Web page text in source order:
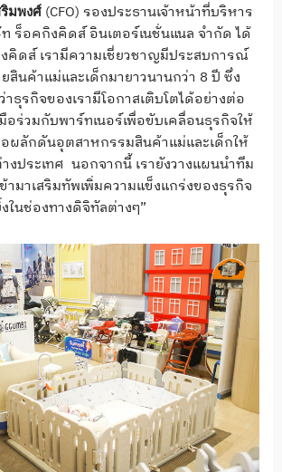
มพงศ์ (CFO) รองประธานเจ้าหน้าที่บริหาร
ร็อคกิงคิดส์ อินเตอร์เนชั่นแนล จำกัด ได้
คิดส์ เรามีความเชี่ยวชาญมีประสบการณ์
สินค้าแม่และเด็กมายาวนานกว่า 8 ปี ซึ่ง
ธุรกิจของเรามีโอกาสเติบโตได้อย่างต่อ
อร่วมกับพาร์ทเนอร์เพื่อขับเคลื่อนธุรกิจให้
อผลักดันอุตสาหกรรมสินค้าแม่และเด็กให้
งประเทศ นอกจากนี้ เรายังวางแผนนำทีม
ามาเสริมทัพเพิ่มความแข็งแกร่งของธุรกิจ
ในช่องทางดิจิทัลต่างๆ”